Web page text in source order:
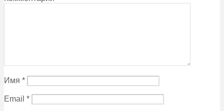
Имя *
Email *